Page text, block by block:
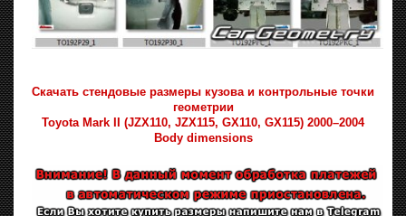
Скачать стендовые размеры кузова и контрольные точки
геометрии
Toyota Mark II (JZX110, JZX115, GX110, GX115) 2000–2004
Body dimensions